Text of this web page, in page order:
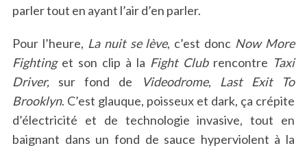
parler tout en ayant l’air d’en parler.
Pour l’heure, La nuit se lève, c’est donc Now More
Fightinget son clip à la Fight Clubrencontre Taxi
Driver, sur fond de Videodrome,
Last Exit To
Brooklyn. C’est glauque, poisseux et dark, ça crépite
d’électricité et de technologie invasive, tout en
baignant dans un fond de sauce hyperviolent à la